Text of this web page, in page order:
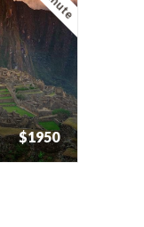
$1950
$1950